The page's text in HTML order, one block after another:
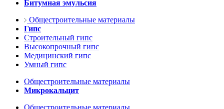
Битумная эмульсия
Общестроительные материалы
Гипс
Строительный гипс
Высокопрочный гипс
Медицинский гипс
Умный гипс
Общестроительные материалы
Микрокальцит
Общестроительные материалы